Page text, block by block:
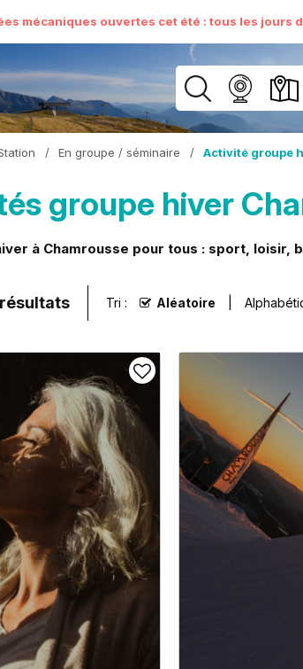
mécaniques ouvertes cet été : tous les jours
/ En groupe / séminaire / Activité groupe
groupe hiver
à Chamrousse pour tous : sport, loisir,
résultats Tri : Aléatoire